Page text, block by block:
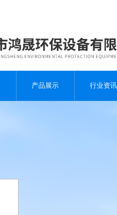
产品展示 行业资讯